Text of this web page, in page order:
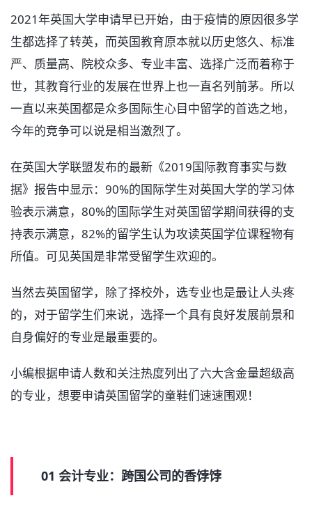
2021年英国大学申请早已开始，由于疫情的原因很多学
生都选择了转英，而英国教育原本就以历史悠久、标准
严、质量高、院校众多、专业丰富、选择广泛而着称于
世，其教育行业的发展在世界上也一直名列前茅。所以
一直以来英国都是众多国际生心目中留学的首选之地，
今年的竞争可以说是相当激烈了。
在英国大学联盟发布的最新《2019国际教育事实与数
据》报告中显示：90%的国际学生对英国大学的学习体
验表示满意，80%的国际学生对英国留学期间获得的支
持表示满意，82%的留学生认为攻读英国学位课程物有
所值。可见英国是非常受留学生欢迎的。
当然去英国留学，除了择校外，选专业也是最让人头疼
的，对于留学生们来说，选择一个具有良好发展前景和
自身偏好的专业是最重要的。
小编根据申请人数和关注热度列出了六大含金量超级高
的专业，想要申请英国留学的童鞋们速速围观！
01 会计专业：跨国公司的香饽饽